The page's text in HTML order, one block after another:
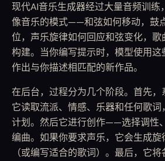
现代AI音乐生成器经过大量音频训练
像音乐的模式——和弦如何移动，鼓
位，声乐旋律如何回应和弦变化，
构建。当你编写提示时，模型使用这
作出与你描述相匹配的新作品。
在后台，过程分为几个阶段。首先，
它读取流派、情感、乐器和任何歌
计划。然后它进行创作——选择调性
编曲。如果你要求声乐，它会生成旋
（或编写适合的歌词）。最后，它